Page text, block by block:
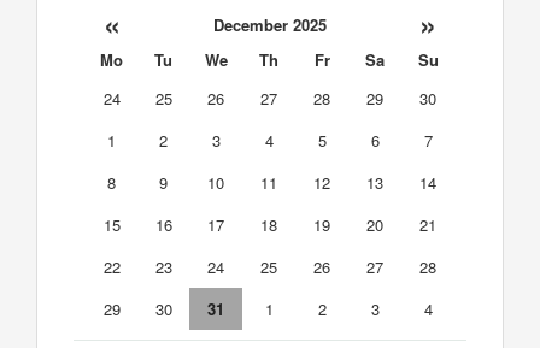
« December 2025 »
Mo Tu We Th Fr Sa
Su
24
25 26 27 28 29
30
1
2 3 4 5 6
7
8
9 10 11 12 13
14
15
16 17 18 19 20
21
22
23 24 25 26 27
28
29
30 31 1 2 3 4